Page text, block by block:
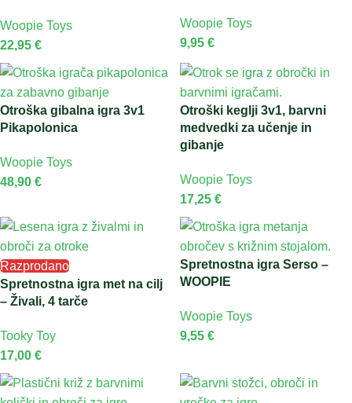
Woopie Toys
22,95 €
Woopie Toys
9,95 €
Otroška gibalna igra 3v1
Pikapolonica
Woopie Toys
48,90 €
Otroški keglji 3v1, barvni
medvedki za učenje in
gibanje
Woopie Toys
17,25 €
Razprodano
Spretnostna igra met na cilj
– Živali, 4 tarče
Tooky Toy
17,00 €
Spretnostna igra Serso –
WOOPIE
Woopie Toys
9,55 €